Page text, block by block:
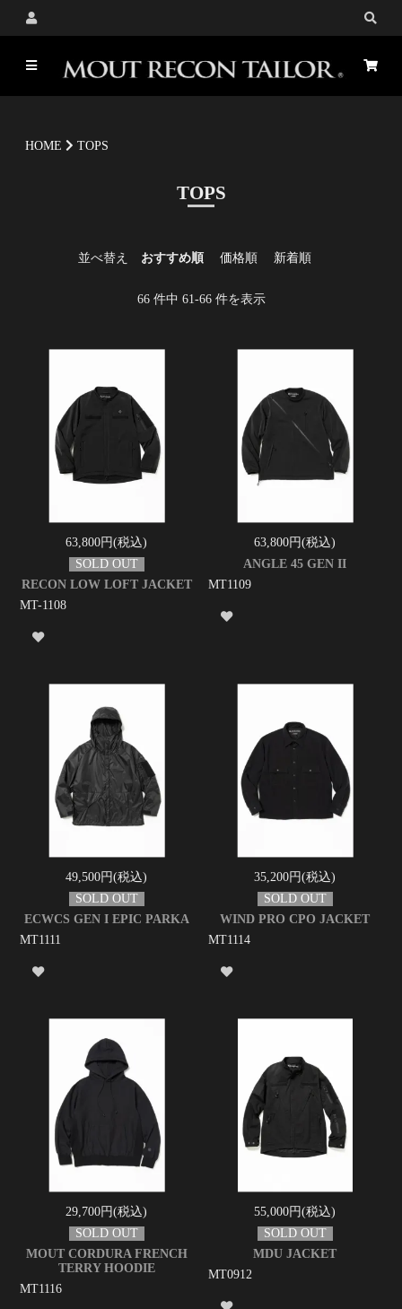
HOME TOPS
TOPS
並べ替え おすすめ順 価格順 新着順
66件中 61-66件を表示
63,800円(税込)
RECON LOW LOFT JACKET
MT-1108
63,800円(税込)
ANGLE 45 GEN II
MT1109
49,500円(税込)
ECWCS GEN I EPIC PARKA
MT1111
35,200円(税込)
WIND PRO CPO JACKET
MT1114
29,700円(税込)
MOUT CORDURA FRENCH
TERRY HOODIE
MT1116
55,000円(税込)
MDU JACKET
MT0912